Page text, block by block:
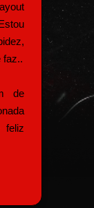
faz..
de
feliz